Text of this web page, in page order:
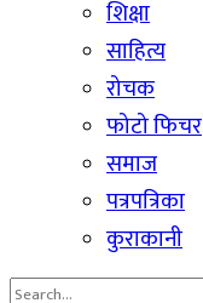
शिक्षा
साहित्य
रोचक
फोटो फिचर
समाज
पत्रपत्रिका
कुराकानी